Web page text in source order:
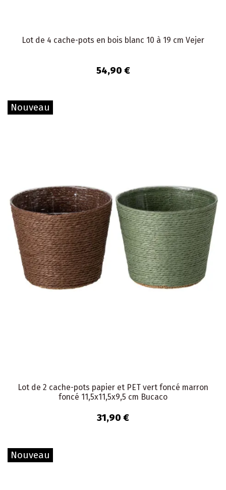
Lot de 4 cache-pots en bois blanc 10 à 19 cm Vejer
54,90 €
Nouveau
Lot de 2 cache-pots papier et PET vert foncé marron
foncé 11,5x11,5x9,5 cm Bucaco
31,90 €
Nouveau